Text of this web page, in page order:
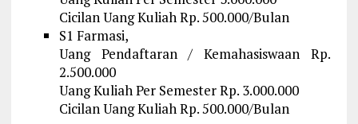
Cicilan Uang Kuliah Rp. 500.000/Bulan
S1 Farmasi,
Uang Pendaftaran / Kemahasiswaan Rp.
2.500.000
Uang Kuliah Per Semester Rp. 3.000.000
Cicilan Uang Kuliah Rp. 500.000/Bulan